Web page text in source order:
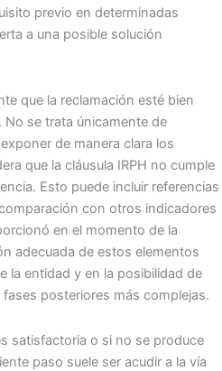
previo en determinadas
a una posible solución
que la reclamación esté bien
se trata únicamente de
de manera clara los
que la cláusula IRPH no cumple
Esto puede incluir referencias
con otros indicadores
en el momento de la
adecuada de estos elementos
la entidad y en la posibilidad de
posteriores más complejas.
satisfactoria o si no se produce
paso suele ser acudir a la vía